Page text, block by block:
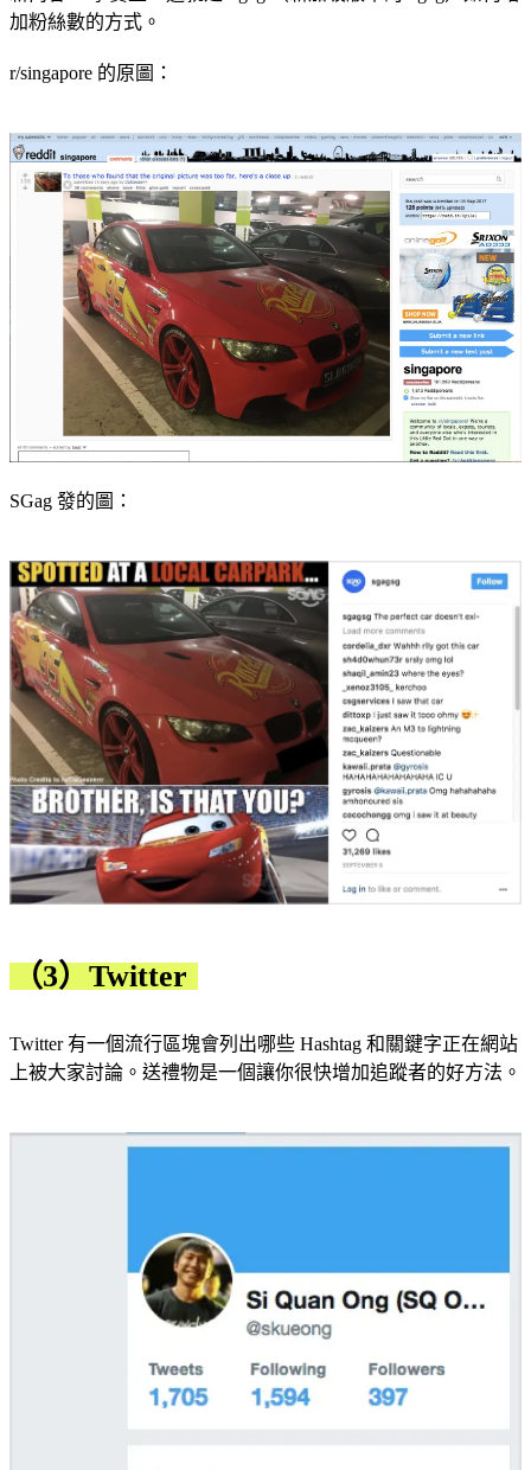
加粉絲數的方式。
r/singapore 的原圖：
SGag 發的圖：
（3）Twitter
Twitter 有一個流行區塊會列出哪些 Hashtag 和關鍵字正在網站
上被大家討論。送禮物是一個讓你很快增加追蹤者的好方法。